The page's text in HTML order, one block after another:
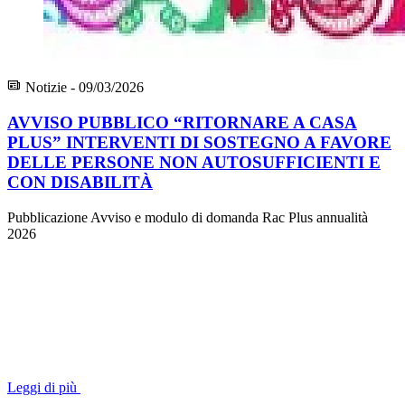
Notizie - 09/03/2026
AVVISO PUBBLICO “RITORNARE A CASA
PLUS” INTERVENTI DI SOSTEGNO A FAVORE
DELLE PERSONE NON AUTOSUFFICIENTI E
CON DISABILITÀ
Pubblicazione Avviso e modulo di domanda Rac Plus annualità
2026
Leggi di più